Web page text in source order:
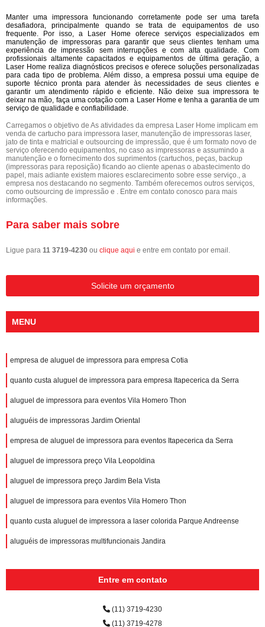
Manter uma impressora funcionando corretamente pode ser uma tarefa
desafiadora, principalmente quando se trata de equipamentos de uso
frequente. Por isso, a Laser Home oferece serviços especializados em
manutenção de impressoras para garantir que seus clientes tenham uma
experiência de impressão sem interrupções e com alta qualidade. Com
profissionais altamente capacitados e equipamentos de última geração, a
Laser Home realiza diagnósticos precisos e oferece soluções personalizadas
para cada tipo de problema. Além disso, a empresa possui uma equipe de
suporte técnico pronta para atender às necessidades de seus clientes e
garantir um atendimento rápido e eficiente. Não deixe sua impressora te
deixar na mão, faça uma cotação com a Laser Home e tenha a garantia de um
serviço de qualidade e confiabilidade.
Carregamos o objetivo de As atividades da empresa Laser Home implicam em
venda de cartucho para impressora laser, manutenção de impressoras laser,
jato de tinta e matricial e outsourcing de impressão, que é um formato novo de
serviço oferecendo equipamentos, no caso as impressoras e assumindo a
manutenção e o fornecimento dos suprimentos (cartuchos, peças, backup
(impressoras para reposição) ficando ao cliente apenas o abastecimento do
papel, mais adiante existem maiores esclarecimento sobre esse serviço., a
empresa nos destacando no segmento. Também oferecemos outros serviços,
como outsourcing de impressão e . Entre em contato conosco para mais
informações.
Para saber mais sobre
Ligue para 11 3719-4230 ou clique aqui e entre em contato por email.
Solicite um orçamento
MENU
empresa de aluguel de impressora para empresa Cotia
quanto custa aluguel de impressora para empresa Itapecerica da Serra
aluguel de impressora para eventos Vila Homero Thon
aluguéis de impressoras Jardim Oriental
empresa de aluguel de impressora para eventos Itapecerica da Serra
aluguel de impressora preço Vila Leopoldina
aluguel de impressora preço Jardim Bela Vista
aluguel de impressora para eventos Vila Homero Thon
quanto custa aluguel de impressora a laser colorida Parque Andreense
aluguéis de impressoras multifuncionais Jandira
Entre em contato
(11) 3719-4230
(11) 3719-4278